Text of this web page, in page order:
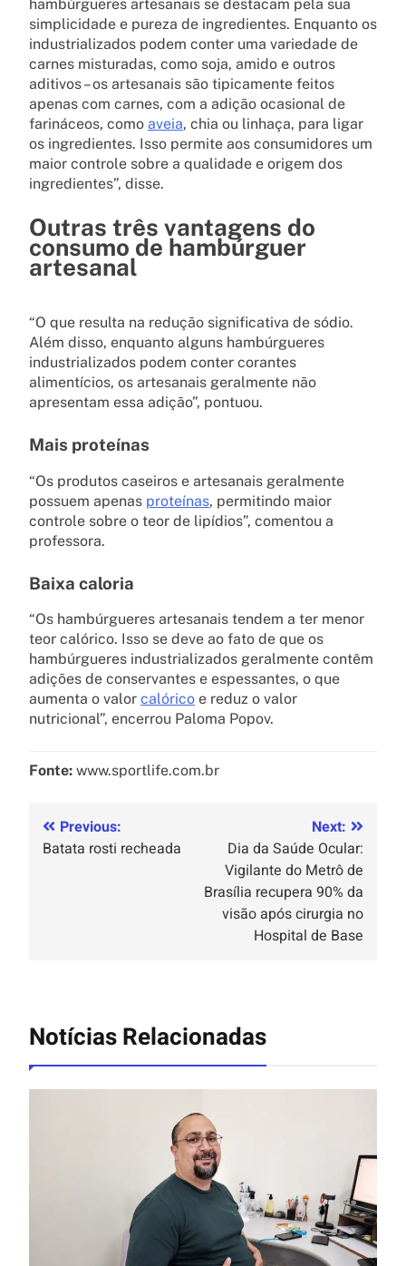
hambúrgueres artesanais se destacam pela sua
simplicidade e pureza de ingredientes. Enquanto os
industrializados podem conter uma variedade de
carnes misturadas, como soja, amido e outros
aditivos – os artesanais são tipicamente feitos
apenas com carnes, com a adição ocasional de
farináceos, como aveia, chia ou linhaça, para ligar
os ingredientes. Isso permite aos consumidores um
maior controle sobre a qualidade e origem dos
ingredientes”, disse.
Outras três vantagens do
consumo de hambúrguer
artesanal
“O que resulta na redução significativa de sódio.
Além disso, enquanto alguns hambúrgueres
industrializados podem conter corantes
alimentícios, os artesanais geralmente não
apresentam essa adição”, pontuou.
Mais proteínas
“Os produtos caseiros e artesanais geralmente
possuem apenas proteínas, permitindo maior
controle sobre o teor de lipídios”, comentou a
professora.
Baixa caloria
“Os hambúrgueres artesanais tendem a ter menor
teor calórico. Isso se deve ao fato de que os
hambúrgueres industrializados geralmente contêm
adições de conservantes e espessantes, o que
aumenta o valor calórico e reduz o valor
nutricional”, encerrou Paloma Popov.
Fonte: www.sportlife.com.br
Previous:
Batata rosti recheada
Next:
Dia da Saúde Ocular:
Vigilante do Metrô de
Brasília recupera 90% da
visão após cirurgia no
Hospital de Base
Notícias Relacionadas